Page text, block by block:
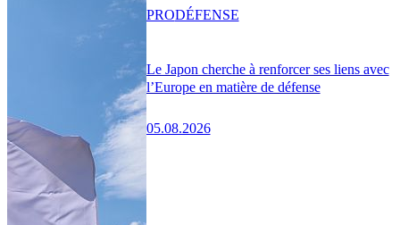
Le Japon cherche à renforcer ses liens avec
l’Europe en matière de défense
05.08.2026
PRODÉFENSE